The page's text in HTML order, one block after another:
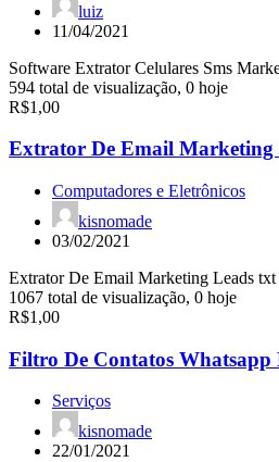
luiz
11/04/2021
Software Extrator Celulares Sms
594 total de visualização, 0 hoje
R$1,00
Extrator De Email Marketing
Computadores e Eletrônicos
kisnomade
03/02/2021
Extrator De Email Marketing Leads
1067 total de visualização, 0 hoje
R$1,00
Filtro De Contatos
Serviços
kisnomade
22/01/2021